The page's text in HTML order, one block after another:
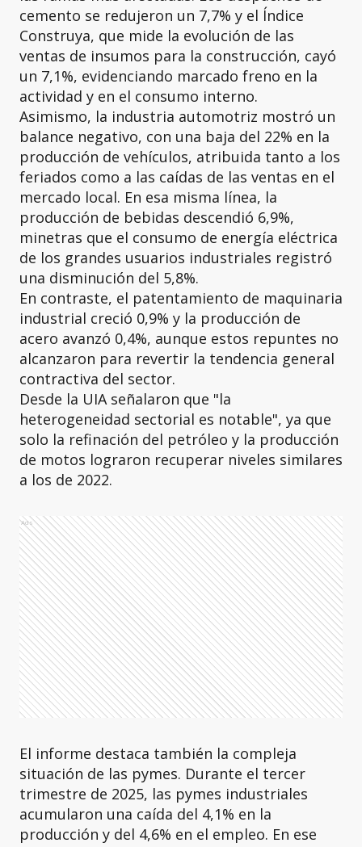
cemento se redujeron un 7,7% y el Índice
Construya, que mide la evolución de las
ventas de insumos para la construcción, cayó
un 7,1%, evidenciando marcado freno en la
actividad y en el consumo interno.
Asimismo, la industria automotriz mostró un
balance negativo, con una baja del 22% en la
producción de vehículos, atribuida tanto a los
feriados como a las caídas de las ventas en el
mercado local. En esa misma línea, la
producción de bebidas descendió 6,9%,
minetras que el consumo de energía eléctrica
de los grandes usuarios industriales registró
una disminución del 5,8%.
En contraste, el patentamiento de maquinaria
industrial creció 0,9% y la producción de
acero avanzó 0,4%, aunque estos repuntes no
alcanzaron para revertir la tendencia general
contractiva del sector.
Desde la UIA señalaron que "la
heterogeneidad sectorial es notable", ya que
solo la refinación del petróleo y la producción
de motos lograron recuperar niveles similares
a los de 2022.
Ads
El informe destaca también la compleja
situación de las pymes. Durante el tercer
trimestre de 2025, las pymes industriales
acumularon una caída del 4,1% en la
producción y del 4,6% en el empleo. En ese